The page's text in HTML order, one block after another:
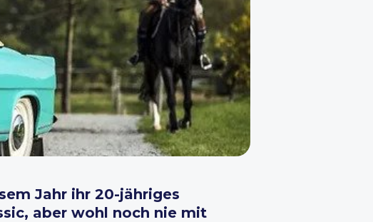
Jahr ihr 20-jähriges
aber wohl noch nie mit